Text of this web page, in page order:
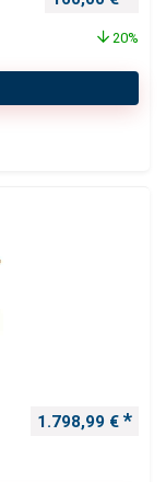
20%
Ursprünglicher
1.798,99 €